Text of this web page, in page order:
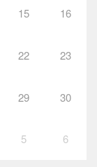
15 16
22 23
29 30
5 6